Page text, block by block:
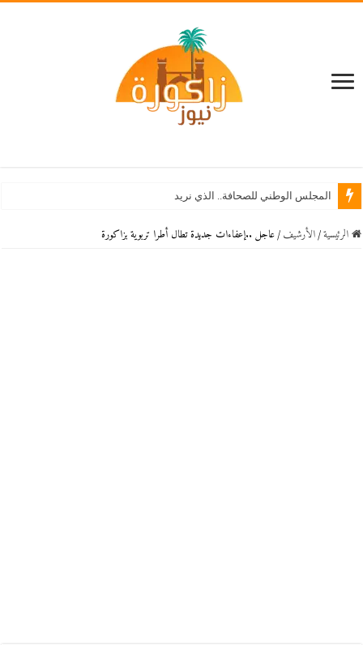
المجلس الوطني للصحافة.. الذي نريد
الرئيسية / اﻷرشيف / عاجل ..إعفاءات جديدة تطال أطرا تربوية بزاكورة